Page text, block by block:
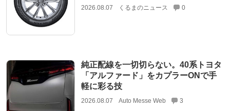
2026.08.07 くるまのニュース 0
純正配線を一切切らない。40系トヨタ
「アルファード」をカプラーONで手
軽に彩る技
2026.08.07 Auto Messe Web 3